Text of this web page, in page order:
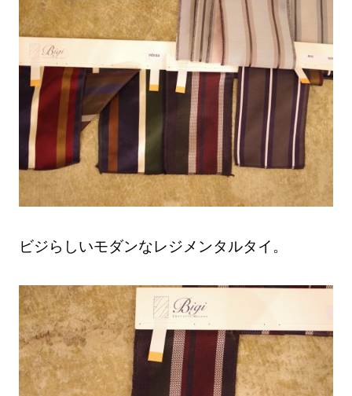
ビジらしいモダンなレジメンタルタイ。